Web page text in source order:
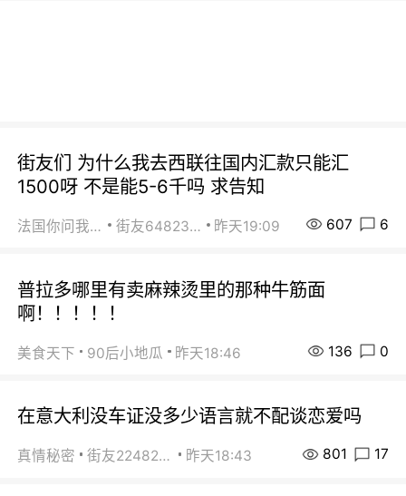
街友们 为什么我去西联往国内汇款只能汇
1500呀 不是能5-6千吗 求告知
法国你问我答 街友64823891 昨天19:09 607 6
普拉多哪里有卖麻辣烫里的那种牛筋面
啊！！！！！
美食天下 90后小地瓜 昨天18:46 136 0
在意大利没车证没多少语言就不配谈恋爱吗
真情秘密 街友22482465 昨天18:43 801 17